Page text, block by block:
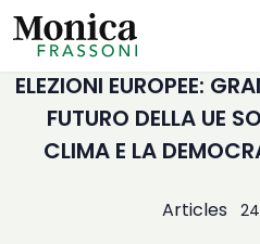
ELEZIONI EUROPEE:
FUTURO DELLA UE
CLIMA E LA
Articles